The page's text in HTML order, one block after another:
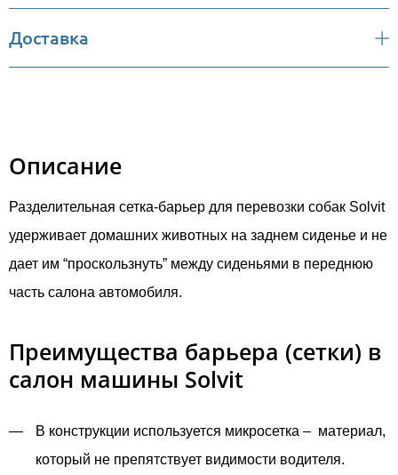
Доставка
Описание
Разделительная сетка-барьер для перевозки собак Solvit
удерживает домашних животных на заднем сиденье и не
дает им “проскользнуть” между сиденьями в переднюю
часть салона автомобиля.
Преимущества барьера (сетки) в
салон машины Solvit
В конструкции используется микросетка – материал,
который не препятствует видимости водителя.